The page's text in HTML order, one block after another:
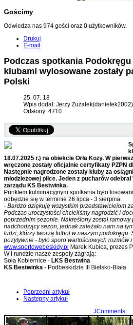
Gościmy
Odwiedza nas 974 gości oraz 0 użytkowników.
Drukuj
E-mail
Podczas spotkania Podokręgu
klubami wylosowane zostały
Polski
25. 07. 18
Wpis dodał: Jerzy Zużałek(danielek2002)
Odsłony: 4710
18.07.2025 r.) na obiekcie Orła Kozy. W
wręczone zostały oficjalnie certyfikaty PZPN
Następnie nagrodzone zostały kluby za
młodzieżowej piłce. Jeden z pucharów
zarządu KS Bestwinka.
Punktem kulminacyjnym spotkania było
odbędzie się w terminie 26 lipca - 3 sierpnia.
- Bardzo dziękuję wszystkim przedstawicielom
Podczas uroczystości chcieliśmy nagrodzić i
poprzednim sezonie. Nakreślony został ramowy
nadchodzący sezon, jednak zależało nam na
ludzi, którzy tworzą futbol w naszym podokręgu.
pozytywnie - było sporo wartościowych rozmów
www.sportowebeskidy.pl Marek Kubica, prezes
W I rundzie nasze zespoły zagrają:
Soła Kobiernice - LKS Bestwina
KS Bestwinka - Podbeskidzie III Bielsko-Biała
Poprzedni artykuł
Następny artykuł
JComments